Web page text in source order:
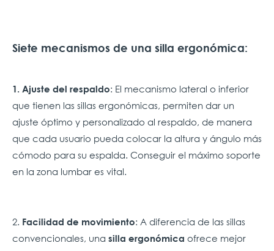
Siete mecanismos de una silla ergonómica:
1. Ajuste del respaldo: El mecanismo lateral o inferior
que tienen las sillas ergonómicas, permiten dar un
ajuste óptimo y personalizado al respaldo, de manera
que cada usuario pueda colocar la altura y ángulo más
cómodo para su espalda. Conseguir el máximo soporte
en la zona lumbar es vital.
2. Facilidad de movimiento: A diferencia de las sillas
convencionales, una silla ergonómica ofrece mejor